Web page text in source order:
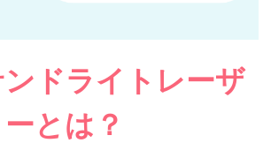
ドライトレーザ
ーとは？